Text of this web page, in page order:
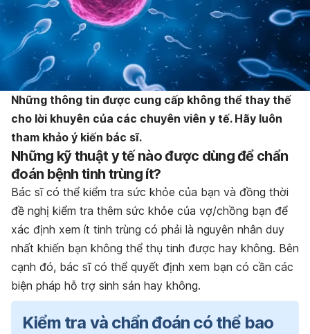
Những thông tin được cung cấp không thể thay thế
cho lời khuyên của các chuyên viên y tế. Hãy luôn
tham khảo ý kiến bác sĩ.
Những kỹ thuật y tế nào được dùng để chẩn
đoán bệnh tinh trùng ít?
Bác sĩ có thể kiểm tra sức khỏe của bạn và đồng thời
đề nghị kiểm tra thêm sức khỏe của vợ/chồng bạn để
xác định xem ít tinh trùng có phải là nguyên nhân duy
nhất khiến bạn không thể thụ tinh được hay không. Bên
cạnh đó, bác sĩ có thể quyết định xem bạn có cần các
biện pháp hỗ trợ sinh sản hay không.
Kiểm tra và chẩn đoán có thể bao